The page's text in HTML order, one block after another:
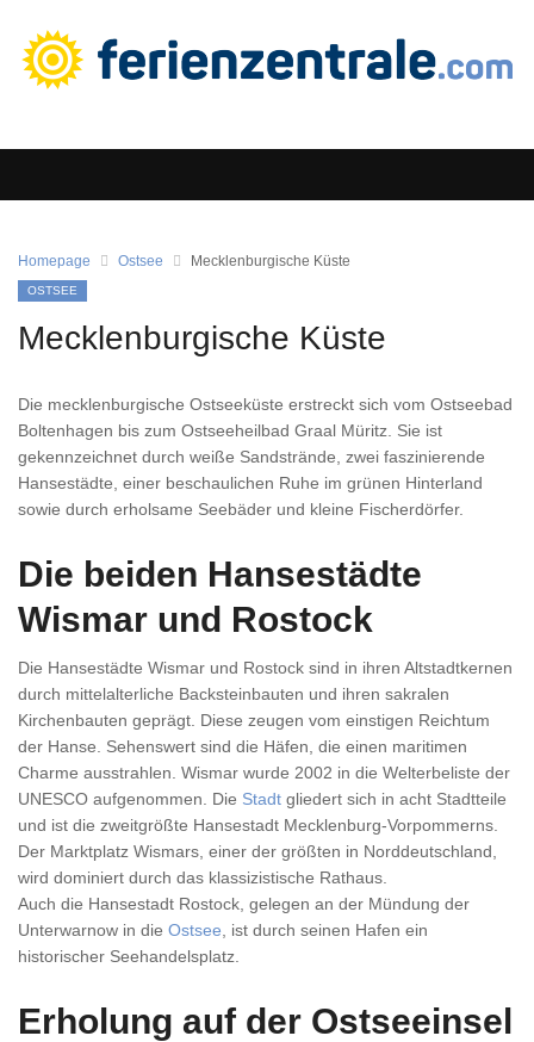
Homepage Ostsee Mecklenburgische Küste
OSTSEE
Mecklenburgische Küste
Die mecklenburgische Ostseeküste erstreckt sich vom Ostseebad
Boltenhagen bis zum Ostseeheilbad Graal Müritz. Sie ist
gekennzeichnet durch weiße Sandstrände, zwei faszinierende
Hansestädte, einer beschaulichen Ruhe im grünen Hinterland
sowie durch erholsame Seebäder und kleine Fischerdörfer.
Die beiden Hansestädte
Wismar und Rostock
Die Hansestädte Wismar und Rostock sind in ihren Altstadtkernen
durch mittelalterliche Backsteinbauten und ihren sakralen
Kirchenbauten geprägt. Diese zeugen vom einstigen Reichtum
der Hanse. Sehenswert sind die Häfen, die einen maritimen
Charme ausstrahlen. Wismar wurde 2002 in die Welterbeliste der
UNESCO aufgenommen. Die Stadt gliedert sich in acht Stadtteile
und ist die zweitgrößte Hansestadt Mecklenburg-Vorpommerns.
Der Marktplatz Wismars, einer der größten in Norddeutschland,
wird dominiert durch das klassizistische Rathaus.
Auch die Hansestadt Rostock, gelegen an der Mündung der
Unterwarnow in die Ostsee , ist durch seinen Hafen ein
historischer Seehandelsplatz.
Erholung auf der Ostseeinsel